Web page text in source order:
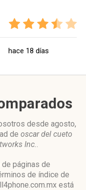
hace 18 días
desde agosto,
de oscar del cueto
Inc..
páginas de
de índice de
está